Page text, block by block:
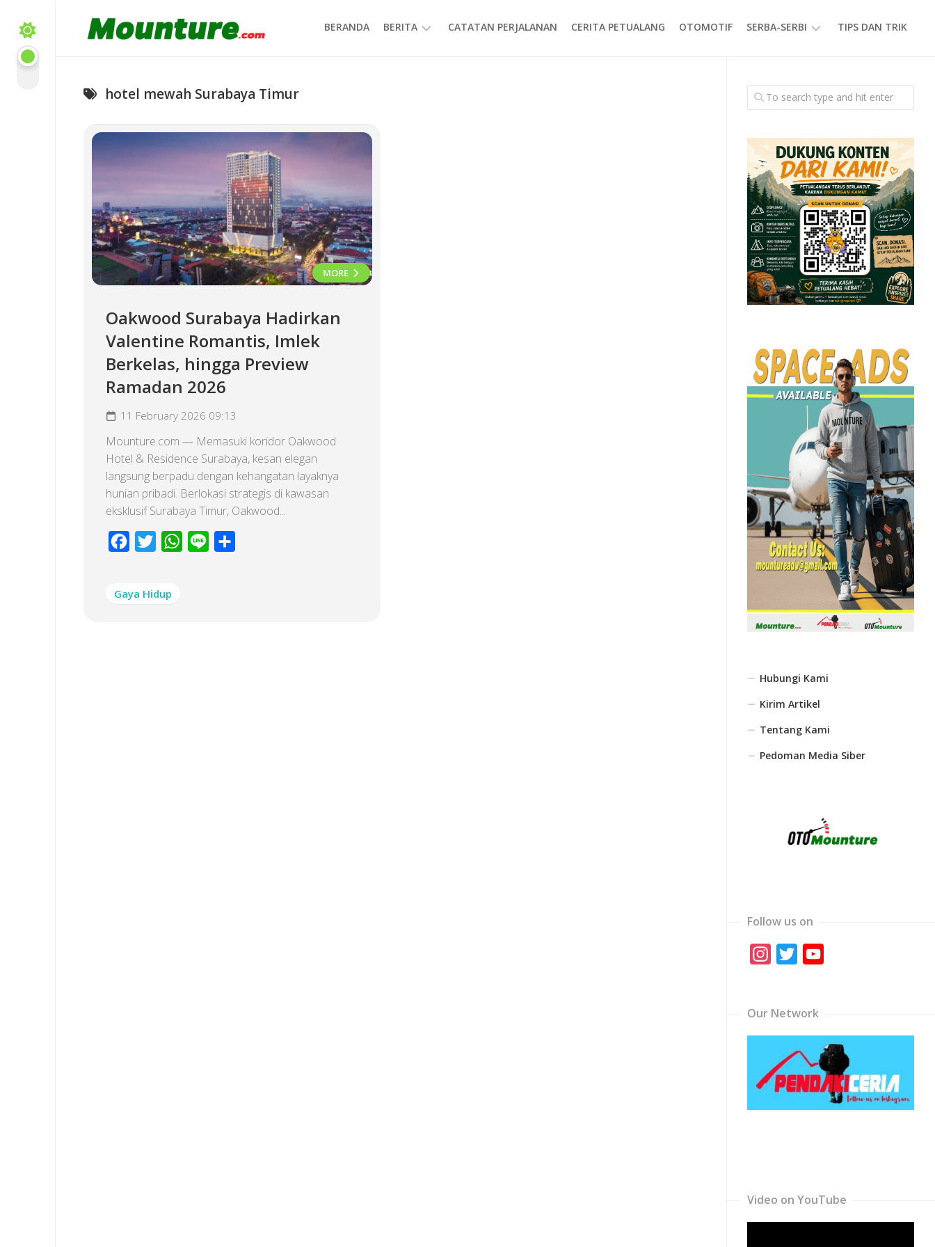
content
BERANDA BERITA CATATAN PERJALANAN CERITA PETUALANG OTOMOTIF SERBA-SERBI
GAYA
HIDUP
TIPS DAN TRIK
hotel mewah Surabaya Timur
MORE
Oakwood Surabaya Hadirkan
Valentine Romantis, Imlek
Berkelas, hingga Preview
Ramadan 2026
11 February 2026 09:13
Mounture.com — Memasuki koridor Oakwood
Hotel & Residence Surabaya, kesan elegan
langsung berpadu dengan kehangatan layaknya
hunian pribadi. Berlokasi strategis di kawasan
eksklusif Surabaya Timur, Oakwood...
Facebook
Twitter WhatsApp
Line
Gaya Hidup
Hubungi Kami
Kirim Artikel
Tentang Kami
Pedoman Media Siber
Follow us on
Instagram
Twitter
Our Network
Video on YouTube